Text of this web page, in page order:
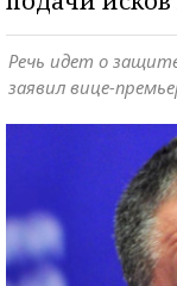
Речь идет о
заявил вице-